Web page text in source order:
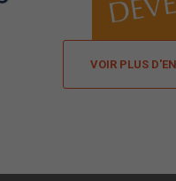
VOIR PLUS